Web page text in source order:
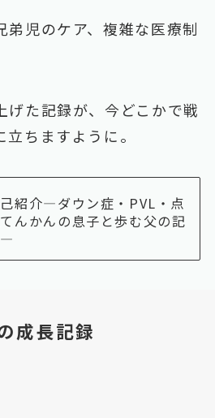
弟児のケア、複雑な医療制
げた記録が、今どこかで戦
ちますように。
紹介―ダウン症・PVL・点
んかんの息子と歩む父の記
成長記録